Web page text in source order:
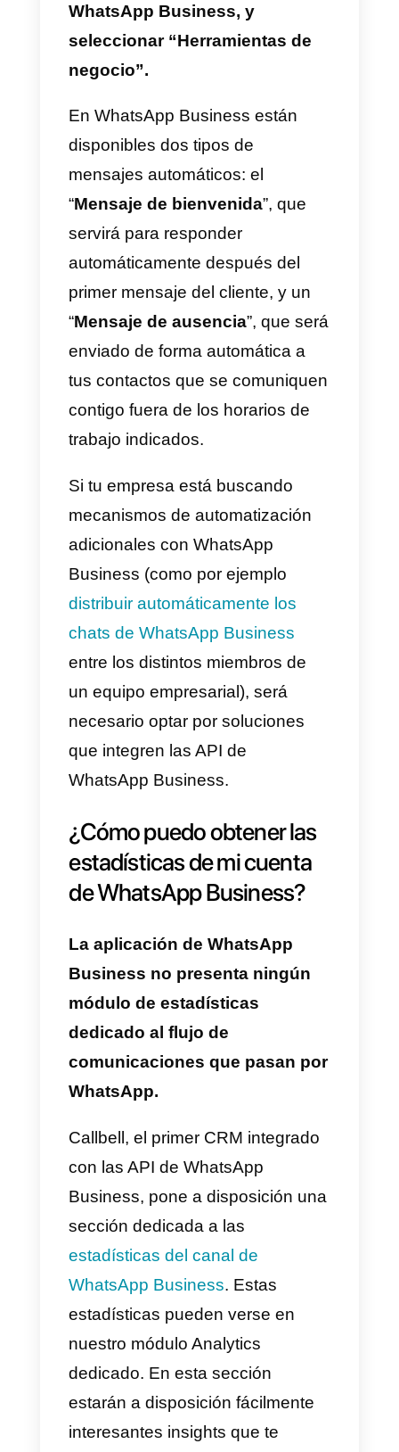
automáticos: un “Mensaje de
bienvenida” y un “Mensaje de
ausencia”. Otra función
interesante es la posibilidad de
programar “Respuestas
rápidas”.
Aparte de las funciones apenas
mencionadas, el resto de
funciones presentes en
WhatsApp también estarán
disponibles. Si vuestra empresa
tiene necesidades más
posibilidad de utilizar el mismo
número de WhatsApp Business
en un número ilimitado de
dispositivos, asignar las
conversaciones por
departamento, crear flujos
automáticos de clasificación,
entonces deberéis optar por las
API de WhatsApp Business
¿Cómo programar
mensajes automáticos
para WhatsApp Business?
Para programar los mensajes
automáticos de WhatsApp
Business debes entrar en los
ajustes de tu cuenta de
WhatsApp Business, y
seleccionar “Herramientas de
negocio”.
En WhatsApp Business están
disponibles dos tipos de
mensajes automáticos: el
“Mensaje de bienvenida
servirá para responder